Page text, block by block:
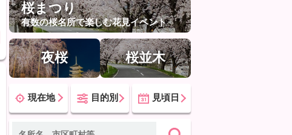
桜まつり
有数の桜名所で楽しむ花見イベント
夜桜 桜並木
現在地 目的別 見頃日